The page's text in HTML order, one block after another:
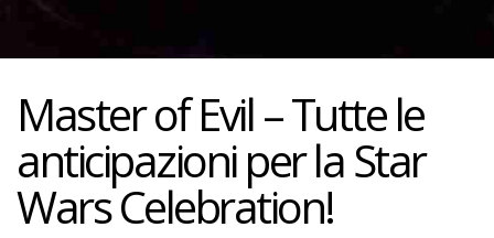
Master of Evil – Tutte le
anticipazioni per la Star
Wars Celebration!